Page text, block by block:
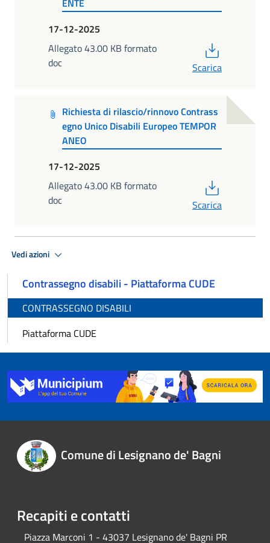
17-12-2025
Allegato 43.00 KB formato
doc
Scarica
Richiesta di rilascio/rinnovo Contrass
egno Unico Disabili Europeo TEMPOR
ANEO
17-12-2025
Allegato 43.00 KB formato
doc
Scarica
Vedi azioni
Contrassegno disabili - Piattaforma CUDE
CONTRASSEGNO DISABILI
Piattaforma CUDE
Comune di Lesignano de' Bagni
Recapiti e contatti
Piazza Marconi 1 - 43037 Lesignano de' Bagni PR